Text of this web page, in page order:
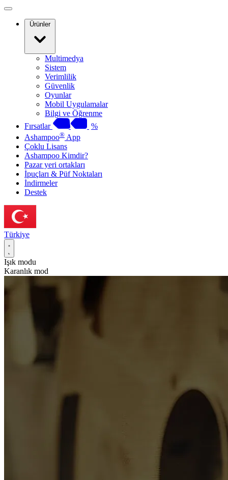
Ürünler
Multimedya
Sistem
Verimlilik
Güvenlik
Oyunlar
Mobil Uygulamalar
Bilgi ve Öğrenme
Fırsatlar
%
Ashampoo® App
Çoklu Lisans
Ashampoo Kimdir?
Pazar yeri ortakları
İpuçları & Püf Noktaları
İndirmeler
Destek
Türkiye
Işık modu
Karanlık mod